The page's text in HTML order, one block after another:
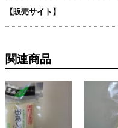
【販売サイト】
関連商品